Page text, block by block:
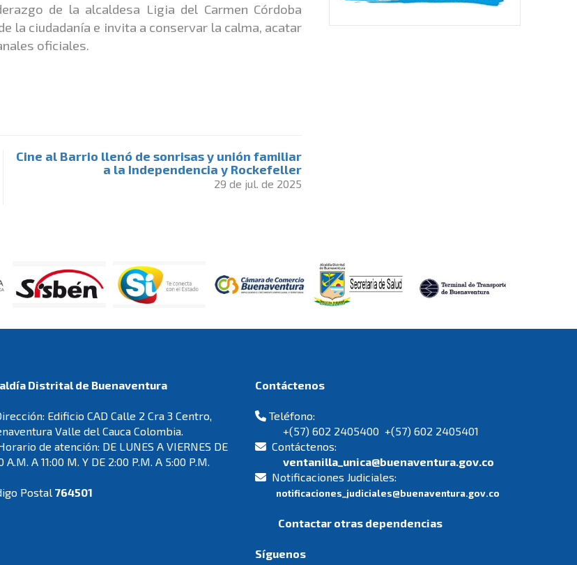
de la alcaldesa Ligia del Carmen Córdoba
la ciudadanía e invita a conservar la calma, acatar
oficiales.
Cine al Barrio llenó de sonrisas y unión familiar
a la Independencia y Rockefeller
29 de jul. de 2025
Distrital de Buenaventura
Edificio CAD Calle 2 Cra 3 Centro,
Valle del Cauca Colombia.
de atención: DE LUNES A VIERNES DE
A.M. A 11:00 M. Y DE 2:00 P.M. A 5:00 P.M.
Postal 764501
Contáctenos
Teléfono:
+(57) 602 2405400 +(57) 602 2405401
Contáctenos:
ventanilla_unica@buenaventura.gov.co
Notificaciones Judiciales:
notificaciones_judiciales@buenaventura.gov.co
Contactar otras dependencias
Síguenos